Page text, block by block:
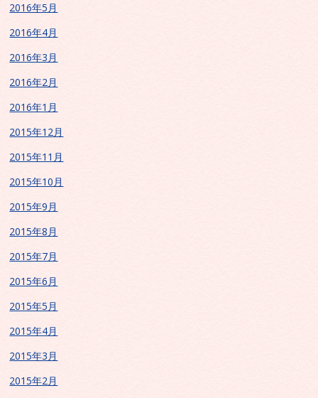
2016年5月
2016年4月
2016年3月
2016年2月
2016年1月
2015年12月
2015年11月
2015年10月
2015年9月
2015年8月
2015年7月
2015年6月
2015年5月
2015年4月
2015年3月
2015年2月